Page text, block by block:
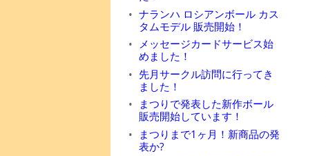
ナランハ ロシアンボール カス
タムモデル 販売開始！
メッセージカードサービス始
めました！
先月サークル訪問に行ってき
ました！
まつりで発表した新作ボール
販売開始しています！
まつりまで1ヶ月！新商品の発
表か?